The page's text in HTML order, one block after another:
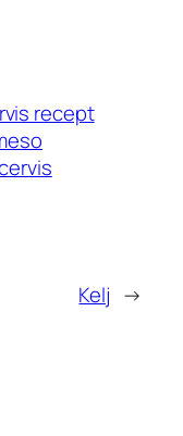
recept
Kelj →